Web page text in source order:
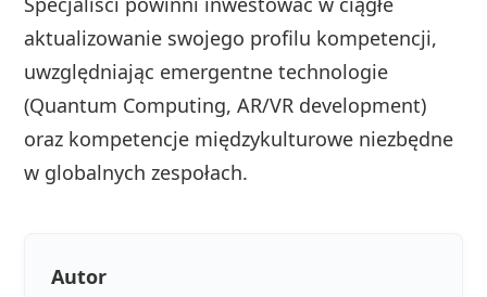
aktualizowanie swojego profilu kompetencji,
uwzględniając emergentne technologie
(Quantum Computing, AR/VR development)
oraz kompetencje międzykulturowe niezbędne
w globalnych zespołach.
Autor